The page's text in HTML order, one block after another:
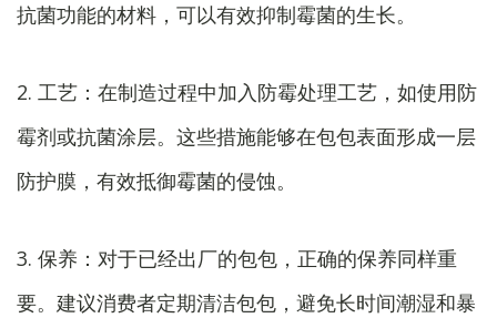
抗菌功能的材料，可以有效抑制霉菌的生长。
2. 工艺：在制造过程中加入防霉处理工艺，如使用防
霉剂或抗菌涂层。这些措施能够在包包表面形成一层
防护膜，有效抵御霉菌的侵蚀。
3. 保养：对于已经出厂的包包，正确的保养同样重
要。建议消费者定期清洁包包，避免长时间潮湿和暴